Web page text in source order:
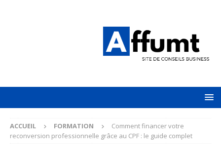
ACCUEIL FORMATION
Comment financer votre
reconversion professionnelle grâce au CPF : le guide complet